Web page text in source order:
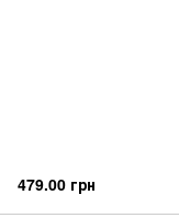
479.00 грн